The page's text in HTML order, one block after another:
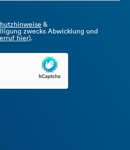
&
zwecks Abwicklung und
hier).